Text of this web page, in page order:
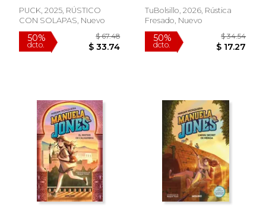
50%
dcto. $ 26.20
50%
dcto.
PUCK, 2025, RÚSTICO
CON SOLAPAS, Nuevo
TuBolsillo, 2026, Rústica
Fresado, Nuevo